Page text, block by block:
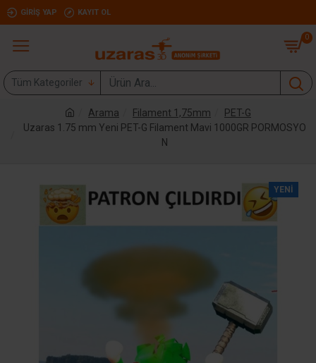
GIRIŞ YAP KAYIT OL
0
Tüm Kategoriler
Arama Filament 1,75mm
PET-G
Uzaras 1.75 mm Yeni PET-G Filament Mavi 1000GR PORMOSYO
N
YENI